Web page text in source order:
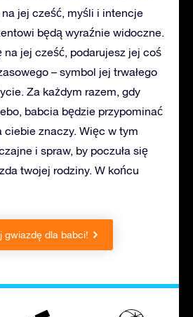
jej cześć, myśli i intencje
będą wyraźnie widoczne.
na jej cześć, podarujesz jej coś
– symbol jej trwałego
Za każdym razem, gdy
babcia będzie przypominać
ciebie znaczy. Więc w tym
i spraw, by poczuła się
twojej rodziny. W końcu
gwiazdę dla babci!